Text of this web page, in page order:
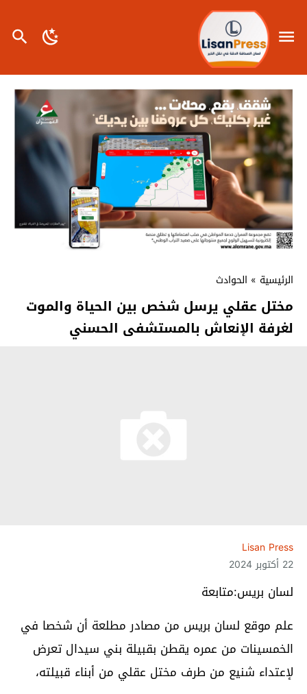
الرئيسية » الحوادث
مختل عقلي يرسل شخص بين الحياة والموت
لغرفة الإنعاش بالمستشفى الحسني
Lisan Press
22 أكتوبر 2024
لسان بريس:متابعة
علم موقع لسان بريس من مصادر مطلعة أن شخصا في
الخمسينات من عمره يقطن بقبيلة بني سيدال تعرض
لإعتداء شنيع من طرف مختل عقلي من أبناء قبيلته،